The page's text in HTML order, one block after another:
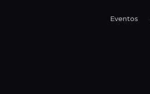
Eventos